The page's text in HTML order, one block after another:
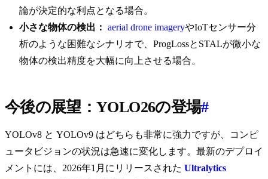
論が決定的な利点となる場合。
小さな物体の検出： aerial drone imageryやIoTセンサー分
析のような困難なシナリオで、ProgLossとSTALが微小な
物体の検出精度を大幅に向上させる場合。
今後の展望：YOLO26の登場#
YOLOv8 と YOLOv9 はどちらも非常に強力ですが、コンピ
ュータビジョンの状況は急速に変化します。最新のデプロイ
メントには、2026年1月にリリースされた Ultralytics